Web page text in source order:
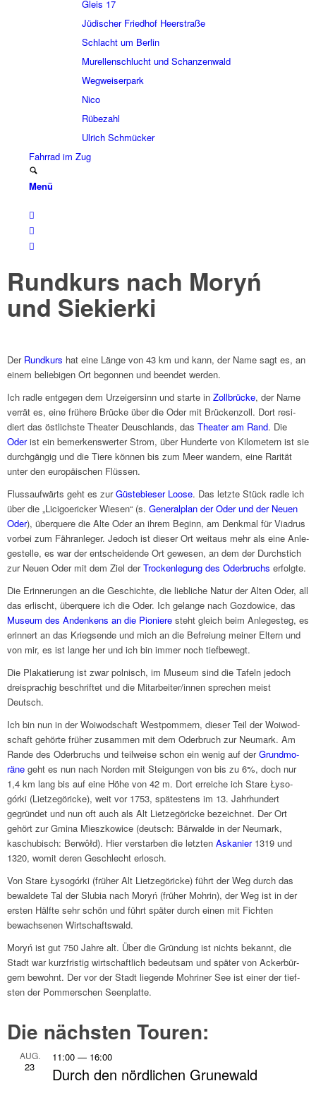
Gleis 17
Jüdi­scher Fried­hof Heer­straße
Schlacht um Berlin
Murel­len­schlucht und Schan­zen­wald
Wegwei­ser­park
Nico
Rübe­zahl
Ulrich Schmücker
Fahr­rad im Zug
Menü
Rund­kurs nach Moryń
und Siekierki
Der Rund­kurs hat eine Länge von 43 km und kann, der Name sagt es, an
einem belie­bi­gen Ort begon­nen und been­det werden.
Ich radle entge­gen dem Urzei­ger­sinn und starte in Zoll­brücke, der Name
verrät es, eine frühere Brücke über die Oder mit Brücken­zoll. Dort resi­
diert das östlich­ste Thea­ter Deusch­lands, das Thea­ter am Rand. Die
Oderist ein bemer­kens­wer­ter Strom, über Hunderte von Kilo­me­tern ist sie
durch­gän­gig und die Tiere können bis zum Meer wandern, eine Rari­tät
unter den euro­päi­schen Flüs­sen.
Fluss­auf­wärts geht es zurGüste­bie­ser Loose. Das letzte Stück radle ich
über die „Lici­goe­ricker Wiesen“ (s. Gene­ral­plan der Oder und der Neuen
Oder), über­quere die Alte Oder an ihrem Beginn, am Denk­mal für Viadrus
vorbei zum Fähr­an­le­ger. Jedoch ist dieser Ort weit­aus mehr als eine Anle­
ge­stelle, es war der entschei­dende Ort gewe­sen, an dem der Durch­stich
zur Neuen Oder mit dem Ziel derTrocken­le­gung des Oder­bruchs erfolgte.
Die Erin­ne­run­gen an die Geschichte, die lieb­li­che Natur der Alten Oder, all
das erlischt, über­quere ich die Oder. Ich gelange nach Gozdo­wice, das
Museum des Andenkens an die Pioniere steht gleich beim Anle­ge­steg, es
erin­nert an das Kriegs­ende und mich an die Befrei­ung meiner Eltern und
von mir, es ist lange her und ich bin immer noch tief­be­wegt.
Die Plaka­tie­rung ist zwar polnisch, im Museum sind die Tafeln jedoch
drei­spra­chig beschrif­tet und die Mitarbeiter/innen spre­chen meist
Deutsch.
Ich bin nun in der Woiwod­schaft West­pom­mern, dieser Teil der Woiwod­
schaft gehörte früher zusam­men mit dem Oder­bruch zur Neumark. Am
Rande des Oder­bruchs und teil­weise schon ein wenig auf derGrund­mo­
räne geht es nun nach Norden mit Stei­gun­gen von bis zu 6%, doch nur
1,4 km lang bis auf eine Höhe von 42 m. Dort errei­che ich Stare Łyso­
górki (Liet­ze­gö­ricke), weit vor 1753, späte­stens im 13. Jahr­hun­dert
gegrün­det und nun oft auch als Alt Liet­ze­gö­ricke bezeich­net. Der Ort
gehört zur Gmina Miesz­ko­wice (deutsch: Bärwalde in der Neumark,
kaschu­bisch: Berwôłd). Hier verstar­ben die letz­ten Aska­nier1319 und
1320, womit deren Geschlecht erlosch.
Von Stare Łyso­górki (früher Alt Liet­ze­gö­ricke) führt der Weg durch das
bewal­dete Tal der Slubia nach Moryń (früher Mohrin), der Weg ist in der
ersten Hälfte sehr schön und führt später durch einen mit Fich­ten
bewach­se­nen Wirt­schafts­wald.
Moryń ist gut 750 Jahre alt. Über die Grün­dung ist nichts bekannt, die
Stadt war kurz­fri­stig wirt­schaft­lich bedeut­sam und später von Acker­bür­
gern bewohnt. Der vor der Stadt liegende Mohr­i­ner See ist einer der tief­
sten der Pommer­schen Seen­platte.
Die näch­sten Touren:
AUG.
23
11:00 — 16:00
Durch den nörd­li­chen Grune­wald